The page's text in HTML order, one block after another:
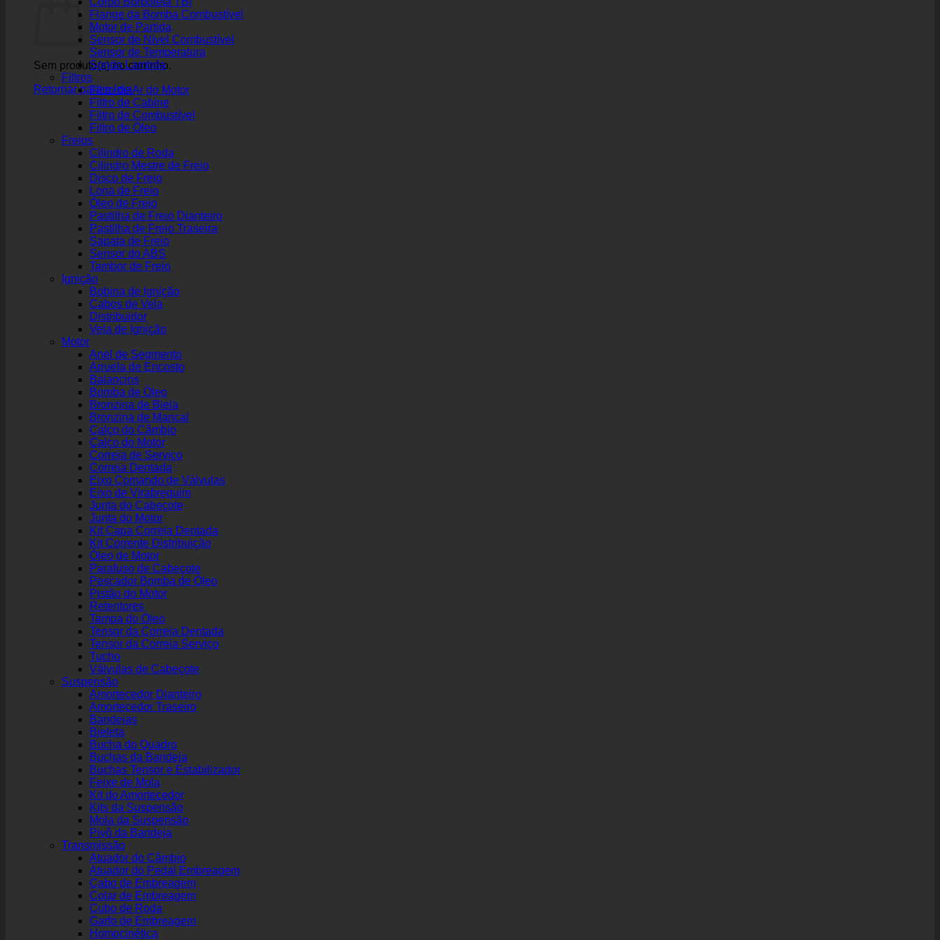
Sem produto(s) no carrinho.
Retornar para a loja
Flange da Bomba Combustível
Motor de Partida
Sensor de Nível Combustível
Sensor de Temperatura
Sonda Lambda
Filtros
Filtro de Ar do Motor
Filtro de Cabine
Filtro de Combustível
Filtro de Óleo
Freios
Cilindro de Roda
Cilindro Mestre de Freio
Disco de Freio
Lona de Freio
Óleo de Freio
Pastilha de Freio Dianteiro
Pastilha de Freio Traseira
Sapata de Freio
Sensor do ABS
Tambor de Freio
Ignição
Bobina de Ignição
Cabos de Vela
Distribuidor
Vela de Ignição
Motor
Anel de Segmento
Arruela de Encosto
Balancins
Bomba de Óleo
Bronzina de Biela
Bronzina de Mancal
Calço do Câmbio
Calço do Motor
Correia de Serviço
Correia Dentada
Eixo Comando de Válvulas
Eixo de Virabrequim
Junta do Cabeçote
Junta do Motor
Kit Capa Correia Dentada
Kit Corrente Distribuição
Óleo de Motor
Parafuso de Cabeçote
Pescador Bomba de Óleo
Pistão do Motor
Retentores
Tampa do Óleo
Tensor da Correia Dentada
Tensor da Correia Serviço
Tucho
Válvulas de Cabeçote
Suspensão
Amortecedor Dianteiro
Amortecedor Traseiro
Bandejas
Bieleta
Bucha do Quadro
Buchas da Bandeja
Buchas Tensor e Estabilizador
Feixe de Mola
Kit do Amortecedor
Kits da Suspensão
Mola da Suspensão
Pivô da Bandeja
Transmissão
Atuador do Câmbio
Atuador do Pedal Embreagem
Cabo de Embreagem
Colar de Embreagem
Cubo de Roda
Garfo de Embreagem
Homocinética